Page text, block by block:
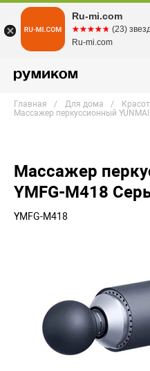
Главная Для дома
Массажер перкуссионный
Массажер
YMFG-M418
YMFG-M418
Ru-mi.com
☆☆☆☆☆
★★★★★ (23)
Ru-mi.com